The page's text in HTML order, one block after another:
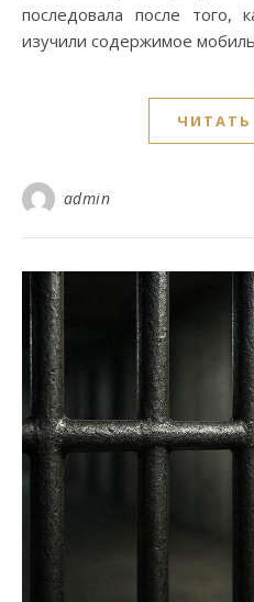
последовала после того,
изучили содержимое
ЧИТАТЬ
admin